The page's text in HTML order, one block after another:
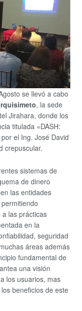
se llevó a cabo
, la sede
Jirahara, donde los
titulada «DASH:
el Ing. José David
crepuscular.
sistemas de
de dinero
las entidades
las prácticas
en la
seguridad
áreas además
fundamental de
una visión
los usuarios, mas
beneficios de este